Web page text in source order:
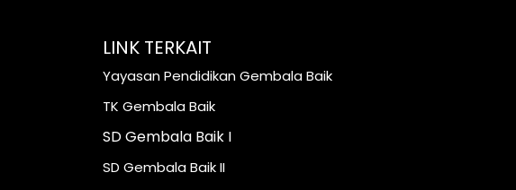
LINK TERKAIT
Yayasan Pendidikan Gembala Baik
TK Gembala Baik
SD Gembala Baik I
SD Gembala Baik II